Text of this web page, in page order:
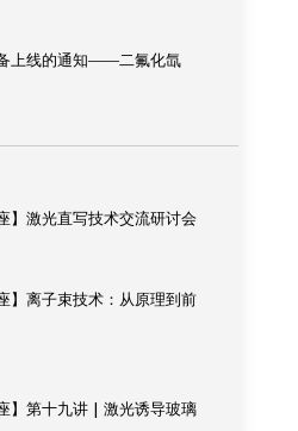
上线的通知——二氟化氙
】激光直写技术交流研讨会
】离子束技术：从原理到前
】第十九讲 | 激光诱导玻璃